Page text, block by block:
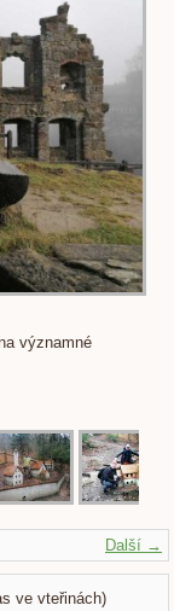
významné
Další →
ve vteřinách)